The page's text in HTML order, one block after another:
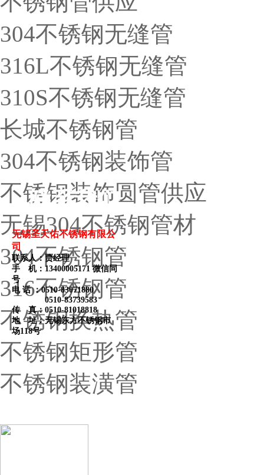
304不锈钢无缝管
316L不锈钢无缝管
310S不锈钢无缝管
长城不锈钢管
304不锈钢装饰管
不锈钢装饰圆管供应
无锡304不锈钢管材
304不锈钢管
316不锈钢管
不锈钢换热管
不锈钢矩形管
不锈钢装潢管
联系我们
无锡圣天佑不锈钢有限公
司
联系人：贾经理
手 机：13400005171 微信同
号
电 话 ：0510-83071880
0510-83739583
传 真：0510-81018818
地 址：无锡东方不锈钢市
场118号